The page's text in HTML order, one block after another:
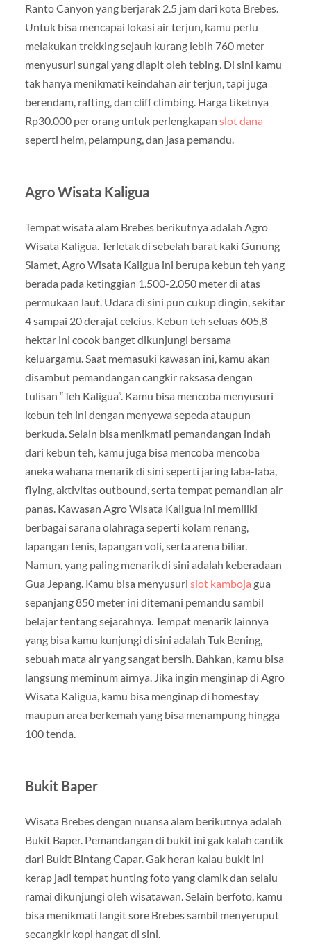
Ranto Canyon yang berjarak 2.5 jam dari kota Brebes.
Untuk bisa mencapai lokasi air terjun, kamu perlu
melakukan trekking sejauh kurang lebih 760 meter
menyusuri sungai yang diapit oleh tebing. Di sini kamu
tak hanya menikmati keindahan air terjun, tapi juga
berendam, rafting, dan cliff climbing. Harga tiketnya
Rp30.000 per orang untuk perlengkapan slot dana
seperti helm, pelampung, dan jasa pemandu.
Agro Wisata Kaligua
Tempat wisata alam Brebes berikutnya adalah Agro
Wisata Kaligua. Terletak di sebelah barat kaki Gunung
Slamet, Agro Wisata Kaligua ini berupa kebun teh yang
berada pada ketinggian 1.500-2.050 meter di atas
permukaan laut. Udara di sini pun cukup dingin, sekitar
4 sampai 20 derajat celcius. Kebun teh seluas 605,8
hektar ini cocok banget dikunjungi bersama
keluargamu. Saat memasuki kawasan ini, kamu akan
disambut pemandangan cangkir raksasa dengan
tulisan “Teh Kaligua”. Kamu bisa mencoba menyusuri
kebun teh ini dengan menyewa sepeda ataupun
berkuda. Selain bisa menikmati pemandangan indah
dari kebun teh, kamu juga bisa mencoba mencoba
aneka wahana menarik di sini seperti jaring laba-laba,
flying, aktivitas outbound, serta tempat pemandian air
panas. Kawasan Agro Wisata Kaligua ini memiliki
berbagai sarana olahraga seperti kolam renang,
lapangan tenis, lapangan voli, serta arena biliar.
Namun, yang paling menarik di sini adalah keberadaan
Gua Jepang. Kamu bisa menyusuri slot kamboja gua
sepanjang 850 meter ini ditemani pemandu sambil
belajar tentang sejarahnya. Tempat menarik lainnya
yang bisa kamu kunjungi di sini adalah Tuk Bening,
sebuah mata air yang sangat bersih. Bahkan, kamu bisa
langsung meminum airnya. Jika ingin menginap di Agro
Wisata Kaligua, kamu bisa menginap di homestay
maupun area berkemah yang bisa menampung hingga
100 tenda.
Bukit Baper
Wisata Brebes dengan nuansa alam berikutnya adalah
Bukit Baper. Pemandangan di bukit ini gak kalah cantik
dari Bukit Bintang Capar. Gak heran kalau bukit ini
kerap jadi tempat hunting foto yang ciamik dan selalu
ramai dikunjungi oleh wisatawan. Selain berfoto, kamu
bisa menikmati langit sore Brebes sambil menyeruput
secangkir kopi hangat di sini.